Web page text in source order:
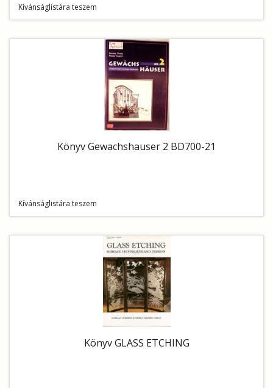
Kívánságlistára teszem
Könyv Gewachshauser 2 BD700-21
Kívánságlistára teszem
Könyv GLASS ETCHING